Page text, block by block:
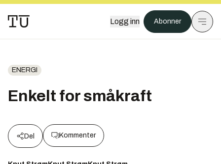
Logg inn Abonner
ENERGI
Enkelt for småkraft
Del Kommenter